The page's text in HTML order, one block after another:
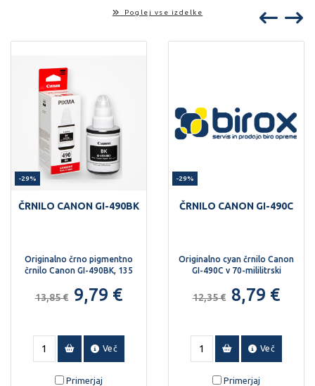
Poglej vse izdelke
-29%
ČRNILO CANON GI-490BK
Originalno črno pigmentno
črnilo Canon GI-490BK, 135
13,85 € 9,79 €
Več
Primerjaj
-29%
ČRNILO CANON GI-490C
Originalno cyan črnilo Canon
GI-490C v 70-mililitrski
12,35 € 8,79 €
Več
Primerjaj